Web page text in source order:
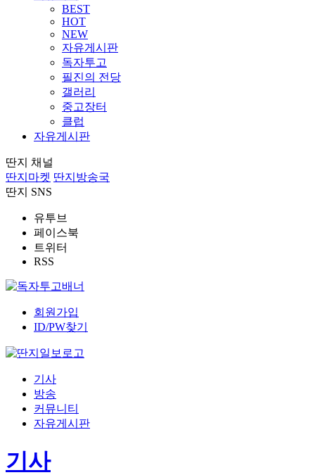
BEST
HOT
NEW
자유게시판
독자투고
필진의 전당
갤러리
중고장터
클럽
자유게시판
딴지 채널
딴지마켓 딴지방송국
딴지 SNS
유투브
페이스북
트위터
RSS
회원가입
ID/PW찾기
기사
방송
커뮤니티
자유게시판
기사